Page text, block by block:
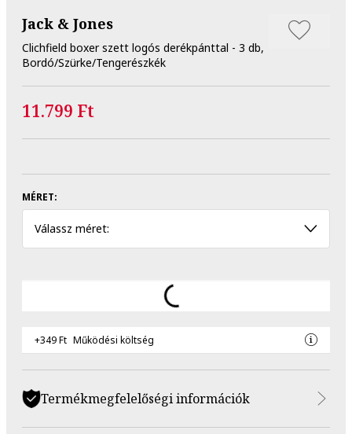
Jack & Jones
Clichfield boxer szett logós derékpánttal - 3 db,
Bordó/Szürke/Tengerészkék
11.799 Ft
MÉRET:
Válassz méret:
+349 Ft Működési költség
Termékmegfelelőségi információk